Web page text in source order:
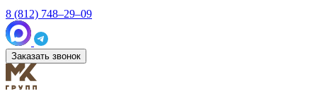
8 (812) 748–29–09
Заказать звонок